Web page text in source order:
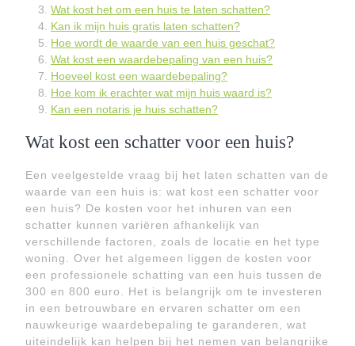
Wat kost het om een huis te laten schatten?
Kan ik mijn huis gratis laten schatten?
Hoe wordt de waarde van een huis geschat?
Wat kost een waardebepaling van een huis?
Hoeveel kost een waardebepaling?
Hoe kom ik erachter wat mijn huis waard is?
Kan een notaris je huis schatten?
Wat kost een schatter voor een huis?
Een veelgestelde vraag bij het laten schatten van de
waarde van een huis is: wat kost een schatter voor
een huis? De kosten voor het inhuren van een
schatter kunnen variëren afhankelijk van
verschillende factoren, zoals de locatie en het type
woning. Over het algemeen liggen de kosten voor
een professionele schatting van een huis tussen de
300 en 800 euro. Het is belangrijk om te investeren
in een betrouwbare en ervaren schatter om een
nauwkeurige waardebepaling te garanderen, wat
uiteindelijk kan helpen bij het nemen van belangrijke